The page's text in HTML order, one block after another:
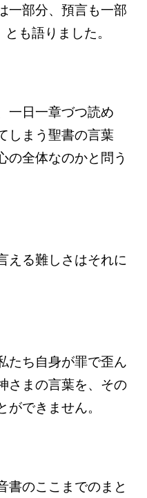
一部分、預言も一部
も語りました。
一日一章づつ読め
しまう聖書の言葉
の全体なのかと問う
える難しさはそれに
たち自身が罪で歪ん
さまの言葉を、その
できません。
書のここまでのまと